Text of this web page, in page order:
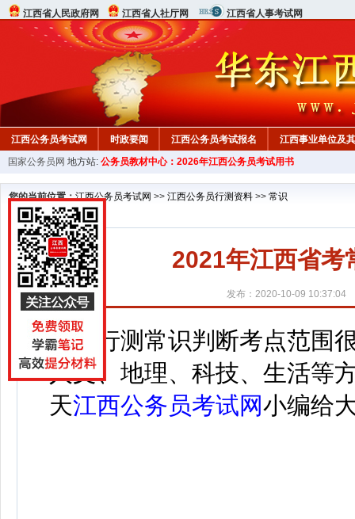
江西省人民政府网 江西省人社厅网 江西省人事考试网
江西公务员考试网 时政要闻 江西公务员考试报名 江西事业单位及
行测真题 在线咨询 教材中心
国家公务员网 地方站: 公务员教材中心：2026年江西公务员考试用书
您的当前位置：江西公务员考试网 >> 江西公务员行测资料 >> 常识
2021年江西省考
发布：2020-10-09 10:37:04
行测常识判断考点范围很
人文、地理、科技、生活等
天江西公务员考试网小编给